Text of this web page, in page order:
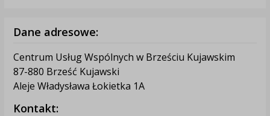
Dane adresowe:
Centrum Usług Wspólnych w Brześciu Kujawskim
87-880 Brześć Kujawski
Aleje Władysława Łokietka 1A
Kontakt: